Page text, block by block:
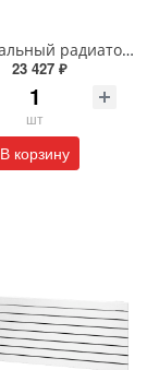
Горизонтальный радиатор с боковым подключением напольный Arbiola Gorizont Liner HZ 91554 150 х 28 см черный
23 427 ₽
шт
В корзину